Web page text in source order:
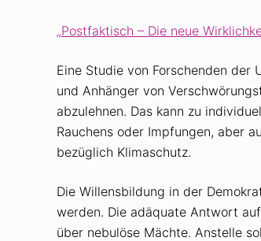
„Postfaktisch – Die neue
Eine Studie von Forschenden der
und Anhänger von
abzulehnen. Das kann zu
Rauchens oder Impfungen, aber
bezüglich Klimaschutz.
Die Willensbildung in der
werden. Die adäquate Antwort
über nebulöse Mächte. Anstelle